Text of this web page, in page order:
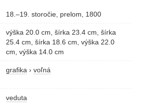
18.–19. storočie, prelom, 1800
výška 20.0 cm, šírka 23.4 cm, šírka
25.4 cm, šírka 18.6 cm, výška 22.0
cm, výška 14.0 cm
grafika › voľná
veduta